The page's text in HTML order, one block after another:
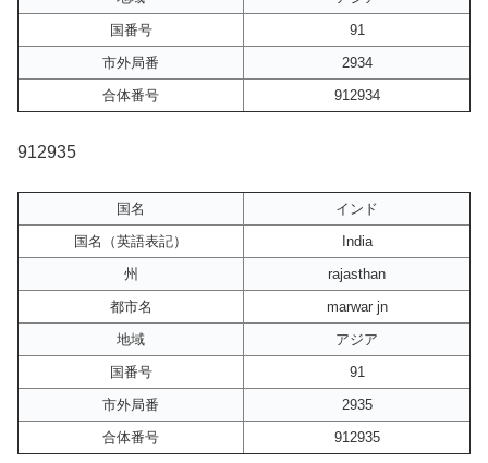
国番号
91
市外局番
2934
合体番号
912934
912935
国名
インド
国名（英語表記）
India
州
rajasthan
都市名
marwar jn
地域
アジア
国番号
91
市外局番
2935
合体番号
912935